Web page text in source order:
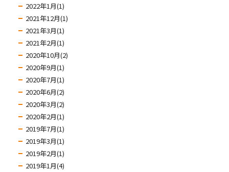
2022年1月(1)
2021年12月(1)
2021年3月(1)
2021年2月(1)
2020年10月(2)
2020年9月(1)
2020年7月(1)
2020年6月(2)
2020年3月(2)
2020年2月(1)
2019年7月(1)
2019年3月(1)
2019年2月(1)
2019年1月(4)